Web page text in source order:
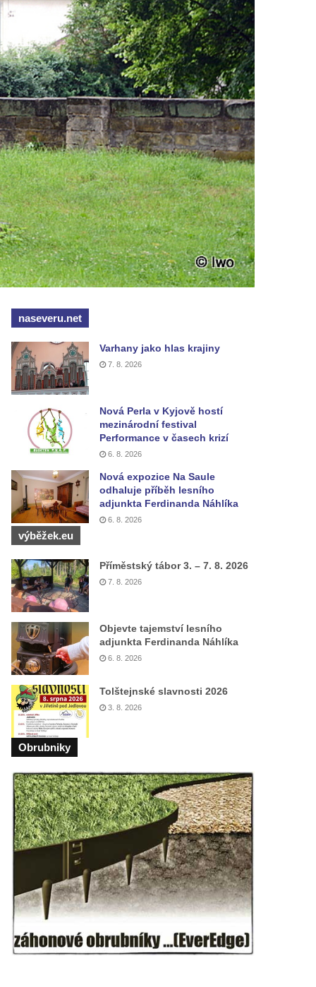
naseveru.net
Varhany jako hlas krajiny
7. 8. 2026
Nová Perla v Kyjově hostí
mezinárodní festival
Performance v časech krizí
6. 8. 2026
Nová expozice Na Saule
odhaluje příběh lesního
adjunkta Ferdinanda Náhlíka
6. 8. 2026
výběžek.eu
Příměstský tábor 3. – 7. 8. 2026
7. 8. 2026
Objevte tajemství lesního
adjunkta Ferdinanda Náhlíka
6. 8. 2026
Tolštejnské slavnosti 2026
3. 8. 2026
Obrubniky